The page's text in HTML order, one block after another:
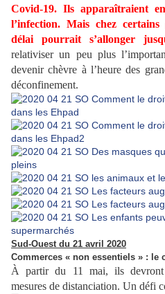
Covid-19. Ils apparaîtraient
l’infection. Mais chez
délai pourrait s’allonger
relativiser un peu plus
devenir chèvre à l’heure des
déconfinement.
Sud-Ouest du 21 avril 2020
Commerces « non essentiels » : le
À partir du 11 mai, ils devront
mesures de distanciation. Un défi